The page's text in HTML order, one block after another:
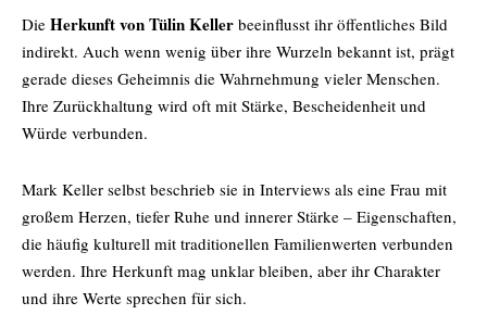
Die Herkunft von Tülin Keller beeinflusst ihr öffentliches Bild
indirekt. Auch wenn wenig über ihre Wurzeln bekannt ist, prägt
gerade dieses Geheimnis die Wahrnehmung vieler Menschen.
Ihre Zurückhaltung wird oft mit Stärke, Bescheidenheit und
Würde verbunden.
Mark Keller selbst beschrieb sie in Interviews als eine Frau mit
großem Herzen, tiefer Ruhe und innerer Stärke – Eigenschaften,
die häufig kulturell mit traditionellen Familienwerten verbunden
werden. Ihre Herkunft mag unklar bleiben, aber ihr Charakter
und ihre Werte sprechen für sich.